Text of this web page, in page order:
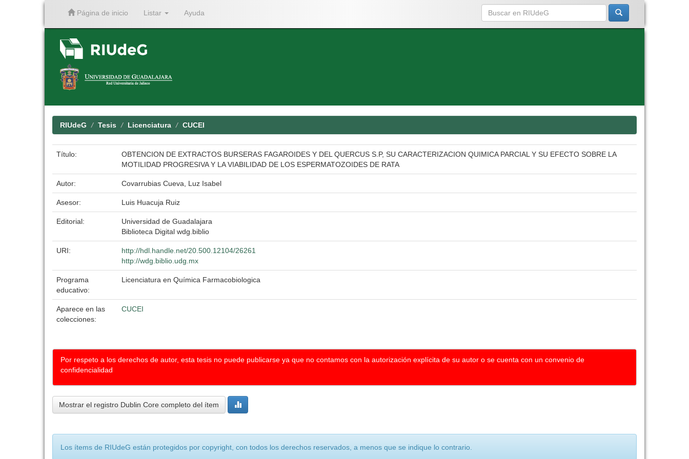
Página de inicio Listar Ayuda
RIUdeG Tesis Licenciatura CUCEI
Título:
OBTENCION DE EXTRACTOS BURSERAS FAGAROIDES Y DEL QUERCUS S.P, SU CARACTERIZACION QUIMICA PARCIAL Y SU EFECTO SOBRE LA
MOTILIDAD PROGRESIVA Y LA VIABILIDAD DE LOS ESPERMATOZOIDES DE RATA
Autor: Covarrubias Cueva, Luz Isabel
Asesor: Luis Huacuja Ruiz
Editorial:
Universidad de Guadalajara
Biblioteca Digital wdg.biblio
URI:
http://hdl.handle.net/20.500.12104/26261
http://wdg.biblio.udg.mx
Programa
educativo:
Licenciatura en Química Farmacobiologica
Aparece en las
colecciones:
CUCEI
Por respeto a los derechos de autor, esta tesis no puede publicarse ya que no contamos con la autorización explícita de su autor o se cuenta con un convenio de
confidencialidad
Mostrar el registro Dublin Core completo del ítem
Los ítems de RIUdeG están protegidos por copyright, con todos los derechos reservados, a menos que se indique lo contrario.